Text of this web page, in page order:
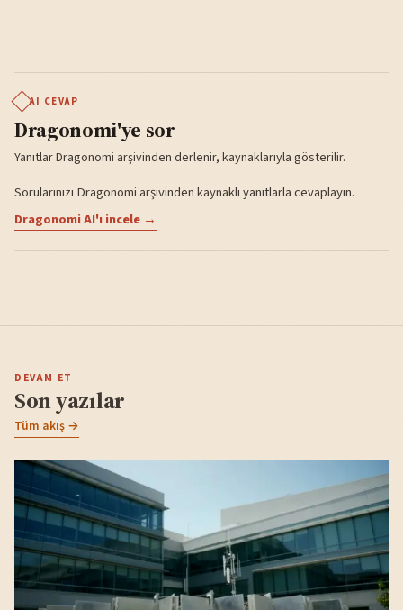
AI CEVAP
Dragonomi'ye sor
Yanıtlar Dragonomi arşivinden derlenir, kaynaklarıyla gösterilir.
Sorularınızı Dragonomi arşivinden kaynaklı yanıtlarla cevaplayın.
Dragonomi AI'ı incele →
DEVAM ET
Son yazılar
Tüm akış →